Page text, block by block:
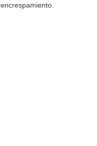
encrespamiento.